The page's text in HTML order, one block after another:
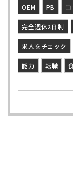
OEM PB コ
完全週休2日制
求人をチェック
能力 転職